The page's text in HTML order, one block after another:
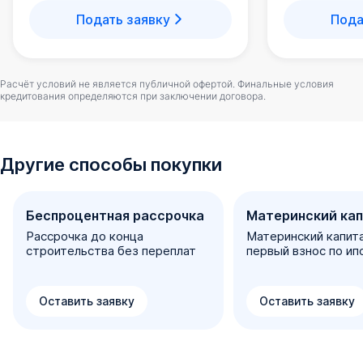
видеонаблюдением. Пропуск на территорию
на 900 м/м, оборудованный подкачкой шин и
Входные группы запроектированы по уровню земли, а
внутренний интерьер выполнен из премиальных
материалов отделки. Светлые тона, мягкая зона
ощущается в каждой детали!
Подать заявку
Расчёт условий не является публичной офертой. Финальные условия
кредитования определяются при заключении договора.
Другие способы покупки
Беспроцентная рассрочка
Рассрочка до конца
строительства без переплат
Оставить заявку
Материнский
Материнский
первый взнос по
Оставить заявку